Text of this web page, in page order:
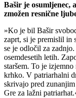
Bašir je osumljenec,
zmožen resnične
»Ko je bil Bašir
zaprt, si je premislil in
se je odločil za
osemdesetih letih.
staršem. To je
krhko. V patriarhalni
skrivajo pred
Gre za lažni